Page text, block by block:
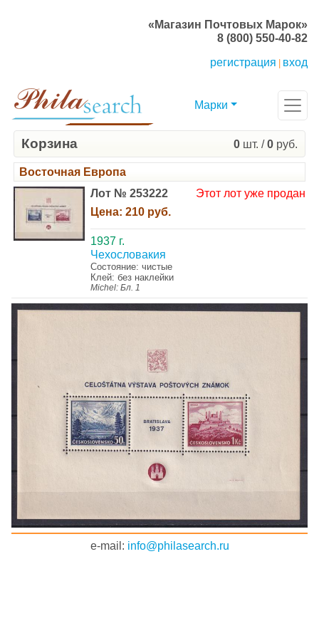
«Магазин Почтовых Марок»
8 (800) 550-40-82
регистрация
вход
Марки
Корзина 0 шт. /0 руб.
Восточная Европа
Лот № 253222
Цена: 210 руб.
Этот лот уже продан
1937 г.
Чехословакия
Состояние: чистые
Клей: без наклейки
Michel: Бл. 1
e-mail: info@philasearch.ru